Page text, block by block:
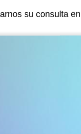
su consulta